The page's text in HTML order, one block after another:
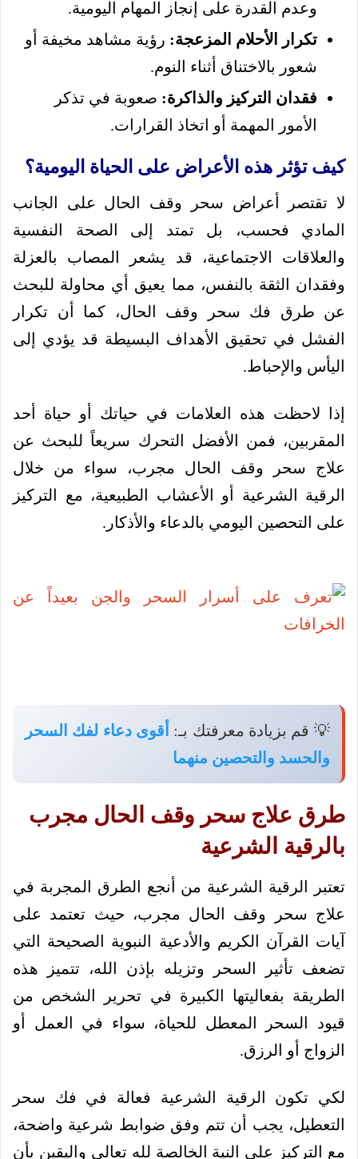
وعدم القدرة على إنجاز المهام اليومية.
تكرار الأحلام المزعجة: رؤية مشاهد مخيفة أو
شعور بالاختناق أثناء النوم.
فقدان التركيز والذاكرة: صعوبة في تذكر
الأمور المهمة أو اتخاذ القرارات.
كيف تؤثر هذه الأعراض على الحياة اليومية؟
لا تقتصر أعراض سحر وقف الحال على الجانب
المادي فحسب، بل تمتد إلى الصحة النفسية
والعلاقات الاجتماعية، قد يشعر المصاب بالعزلة
وفقدان الثقة بالنفس، مما يعيق أي محاولة للبحث
عن طرق فك سحر وقف الحال، كما أن تكرار
الفشل في تحقيق الأهداف البسيطة قد يؤدي إلى
اليأس والإحباط.
إذا لاحظت هذه العلامات في حياتك أو حياة أحد
المقربين، فمن الأفضل التحرك سريعاً للبحث عن
علاج سحر وقف الحال مجرب، سواء من خلال
الرقية الشرعية أو الأعشاب الطبيعية، مع التركيز
على التحصين اليومي بالدعاء والأذكار.
💡 قم بزيادة معرفتك بـ: أقوى دعاء لفك السحر
والحسد والتحصين منهما
طرق علاج سحر وقف الحال مجرب
بالرقية الشرعية
تعتبر الرقية الشرعية من أنجع الطرق المجربة في
علاج سحر وقف الحال مجرب، حيث تعتمد على
آيات القرآن الكريم والأدعية النبوية الصحيحة التي
تضعف تأثير السحر وتزيله بإذن الله، تتميز هذه
الطريقة بفعاليتها الكبيرة في تحرير الشخص من
قيود السحر المعطل للحياة، سواء في العمل أو
الزواج أو الرزق.
لكي تكون الرقية الشرعية فعالة في فك سحر
التعطيل، يجب أن تتم وفق ضوابط شرعية واضحة،
مع التركيز على النية الخالصة لله تعالى واليقين بأن